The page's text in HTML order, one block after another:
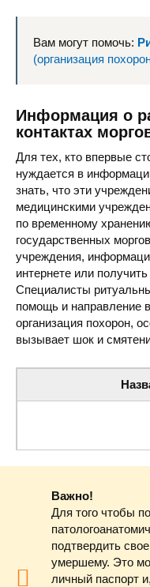
Вам могут помочь:
(организация
Информация о
контактах
Для тех, кто впервые
нуждается в
знать, что эти
медицинскими
по временному
государственных
учреждения,
интернете или
Специалисты
помощь и направление
организация похорон,
вызывает шок и
Купянская
Важно!
Для того чтобы
подтвердить
умершему. Это
личный паспорт